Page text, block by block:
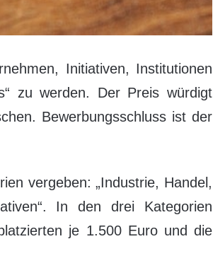
Initiativen, Institutionen
zu werden. Der Preis würdigt
Bewerbungsschluss ist der
vergeben: „Industrie, Handel,
In den drei Kategorien
je 1.500 Euro und die